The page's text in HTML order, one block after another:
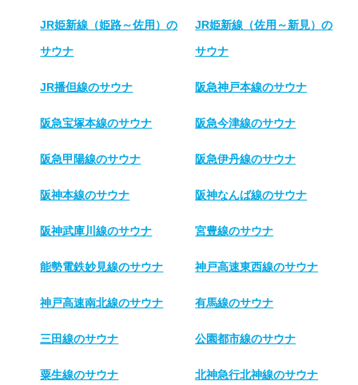
JR姫新線（姫路～佐用）の
サウナ
JR姫新線（佐用～新見）の
サウナ
JR播但線のサウナ 阪急神戸本線のサウナ
阪急宝塚本線のサウナ 阪急今津線のサウナ
阪急甲陽線のサウナ 阪急伊丹線のサウナ
阪神本線のサウナ 阪神なんば線のサウナ
阪神武庫川線のサウナ 宮豊線のサウナ
能勢電鉄妙見線のサウナ 神戸高速東西線のサウナ
神戸高速南北線のサウナ 有馬線のサウナ
三田線のサウナ 公園都市線のサウナ
粟生線のサウナ 北神急行北神線のサウナ